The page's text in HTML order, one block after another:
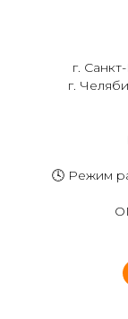
г.
г.
🕓 Режим